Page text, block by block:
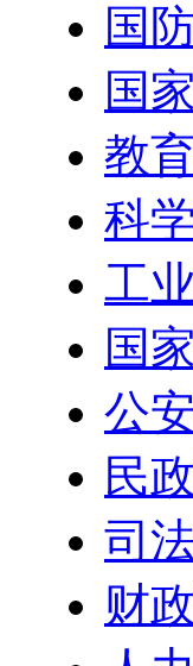
国
国
教
科
工
国
公
民
司
财